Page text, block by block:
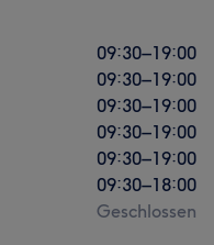
09:30–19:00
09:30–19:00
09:30–19:00
09:30–19:00
09:30–19:00
09:30–18:00
Geschlossen